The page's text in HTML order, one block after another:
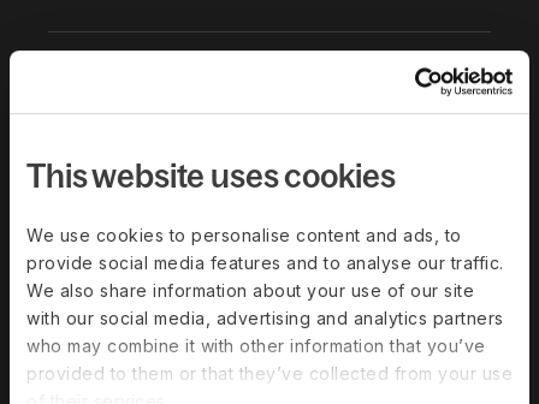
This website uses cookies
We use cookies to personalise content and ads, to
provide social media features and to analyse our traffic.
We also share information about your use of our site
with our social media, advertising and analytics partners
who may combine it with other information that you’ve
provided to them or that they’ve collected from your use
Deel IT Deel Benefits
Deel Embedded Deel Services
所有解決方案
Deel Platform